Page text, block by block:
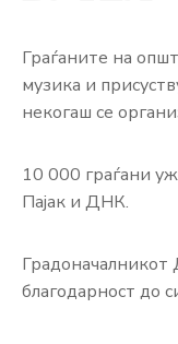
Граѓаните на
музика и
некогаш се
10 000 граѓани
Пајак и ДНК.
Градоначалникот
благодарност до